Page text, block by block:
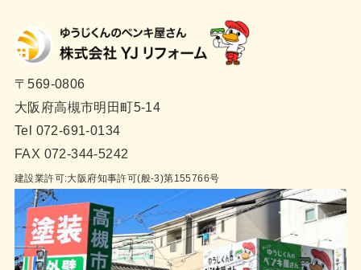
〒569-0806
大阪府高槻市明田町5-14
Tel 072-691-0134
FAX 072-344-5242
建設業許可:大阪府知事許可(般-3)第155766号